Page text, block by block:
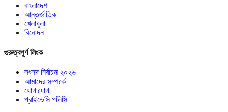
বাংলাদেশ
আন্তর্জাতিক
খেলাধুলা
বিনোদন
গুরুত্বপূর্ণ লিংক
সংসদ নির্বাচন ২০২৬
আমাদের সম্পর্কে
যোগাযোগ
প্রাইভেসি পলিসি